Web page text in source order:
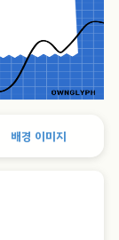
배경 이미지